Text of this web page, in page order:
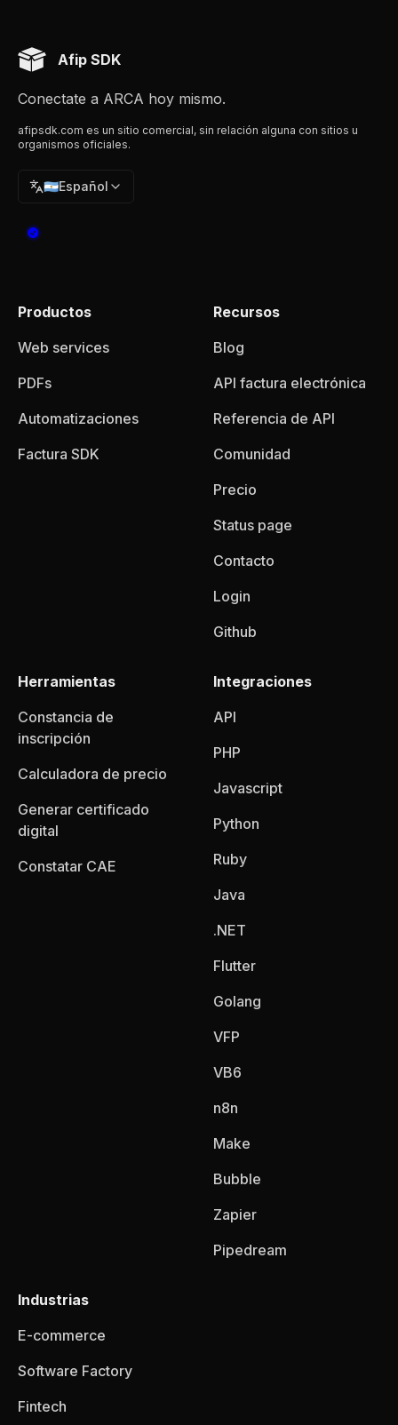
Afip SDK
Conectate a ARCA hoy mismo.
afipsdk.com es un sitio comercial, sin relación alguna con sitios u
organismos oficiales.
🇦🇷Español
Productos
Web services
PDFs
Automatizaciones
Factura SDK
Recursos
Blog
API factura electrónica
Referencia de API
Comunidad
Precio
Status page
Contacto
Login
Github
Herramientas
Constancia de
inscripción
Calculadora de precio
Generar certificado
digital
Constatar CAE
Integraciones
API
PHP
Javascript
Python
Ruby
Java
.NET
Flutter
Golang
VFP
VB6
n8n
Make
Bubble
Zapier
Pipedream
Industrias
E-commerce
Software Factory
Fintech